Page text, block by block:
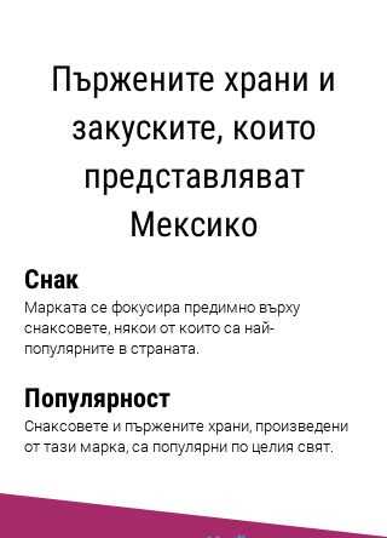
Пържените храни и
закуските, които
представляват
Мексико
Снак
Марката се фокусира предимно върху
снаксовете, някои от които са най-
популярните в страната.
Популярност
Снаксовете и пържените храни, произведени
от тази марка, са популярни по целия свят.